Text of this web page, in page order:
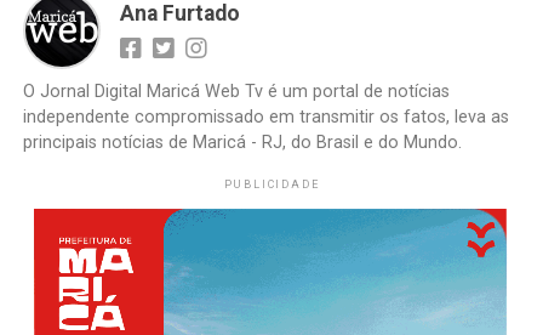
Ana Furtado
O Jornal Digital Maricá Web Tv é um portal de notícias
independente compromissado em transmitir os fatos, leva as
principais notícias de Maricá - RJ, do Brasil e do Mundo.
PUBLICIDADE